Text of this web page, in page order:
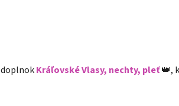
Kráľovské Vlasy, nechty, pleť👑,